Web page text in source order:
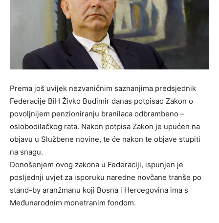
Prema još uvijek nezvaničnim saznanjima predsjednik
Federacije BiH Živko Budimir danas potpisao Zakon o
povoljnijem penzioniranju branilaca odbrambeno –
oslobodilačkog rata. Nakon potpisa Zakon je upućen na
objavu u Službene novine, te će nakon te objave stupiti
na snagu.
Donošenjem ovog zakona u Federaciji, ispunjen je
posljednji uvjet za isporuku naredne novčane tranše po
stand-by aranžmanu koji Bosna i Hercegovina ima s
Međunarodnim monetranim fondom.